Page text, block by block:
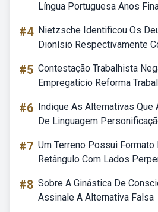
Língua Portuguesa Anos
#4 Nietzsche Identificou Os
Dionísio Respectivamente
#5 Contestação Trabalhista
Empregatício Reforma
#6 Indique As Alternativas Que
De Linguagem
#7 Um Terreno Possui Formato
Retângulo Com Lados
#8 Sobre A Ginástica De
Assinale A Alternativa Falsa